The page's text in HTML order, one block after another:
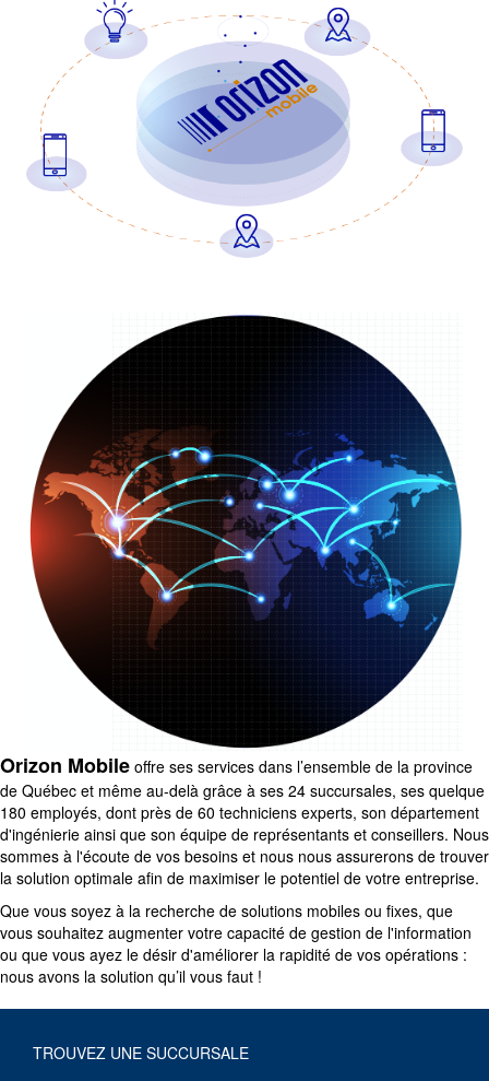
Orizon Mobile offre ses services dans l’ensemble de la province
de Québec et même au-delà grâce à ses 24 succursales, ses quelque
180 employés, dont près de 60 techniciens experts, son département
d'ingénierie ainsi que son équipe de représentants et conseillers. Nous
sommes à l'écoute de vos besoins et nous nous assurerons de trouver
la solution optimale afin de maximiser le potentiel de votre entreprise.
Que vous soyez à la recherche de solutions mobiles ou fixes, que
vous souhaitez augmenter votre capacité de gestion de l'information
ou que vous ayez le désir d'améliorer la rapidité de vos opérations :
nous avons la solution qu’il vous faut !
TROUVEZ UNE SUCCURSALE